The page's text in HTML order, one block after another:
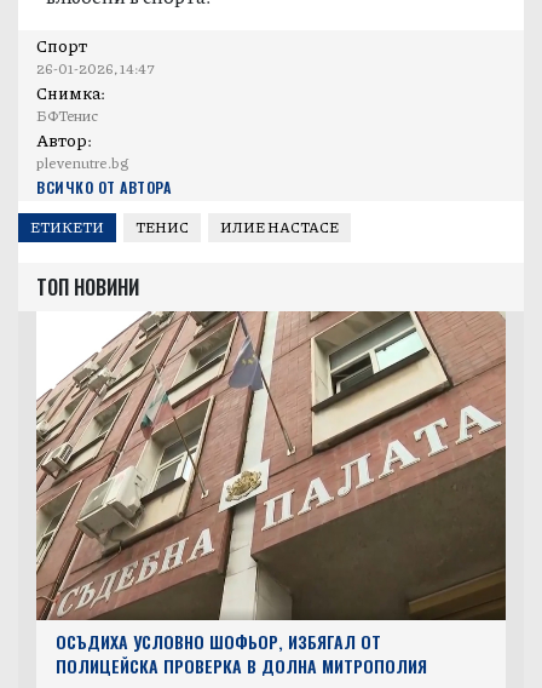
Спорт
26-01-2026, 14:47
Снимка:
БФТенис
Автор:
plevenutre.bg
ВСИЧКО ОТ АВТОРА
ЕТИКЕТИ ТЕНИС ИЛИЕ НАСТАСЕ
ТОП НОВИНИ
ОСЪДИХА УСЛОВНО ШОФЬОР, ИЗБЯГАЛ ОТ
ПОЛИЦЕЙСКА ПРОВЕРКА В ДОЛНА МИТРОПОЛИЯ